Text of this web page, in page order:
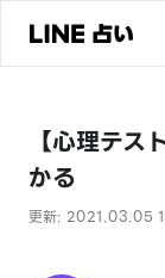
ユーザーの声
相談事例
【心理テ
かる
更新: 2021.03.05